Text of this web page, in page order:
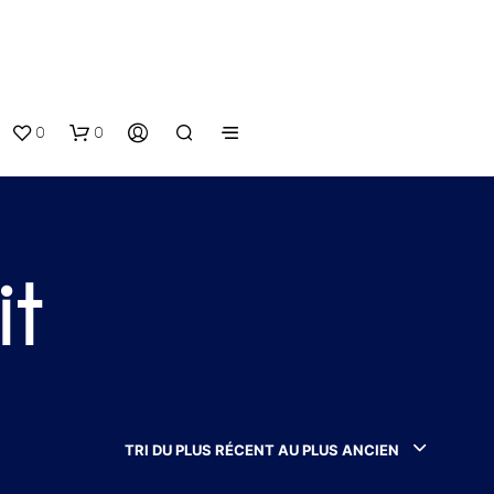
0 0
R
TRI DU PLUS RÉCENT AU PLUS ANCIEN